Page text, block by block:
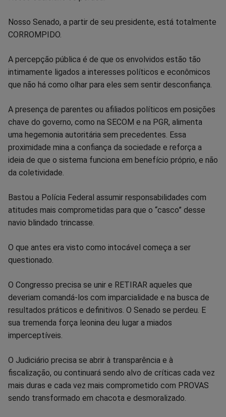
no
no
no
no
no
no
Nosso Senado, a partir de seu presidente, está totalmente
CORROMPIDO.
A percepção pública é de que os envolvidos estão tão
intimamente ligados a interesses políticos e econômicos
que não há como olhar para eles sem sentir desconfiança.
A presença de parentes ou afiliados políticos em posições
chave do governo, como na SECOM e na PGR, alimenta
uma hegemonia autoritária sem precedentes. Essa
proximidade mina a confiança da sociedade e reforça a
ideia de que o sistema funciona em benefício próprio, e não
da coletividade.
Bastou a Polícia Federal assumir responsabilidades com
atitudes mais comprometidas para que o “casco” desse
navio blindado trincasse.
O que antes era visto como intocável começa a ser
questionado.
O Congresso precisa se unir e RETIRAR aqueles que
deveriam comandá-los com imparcialidade e na busca de
resultados práticos e definitivos. O Senado se perdeu. E
sua tremenda força leonina deu lugar a miados
imperceptíveis.
O Judiciário precisa se abrir à transparência e à
fiscalização, ou continuará sendo alvo de críticas cada vez
mais duras e cada vez mais comprometido com PROVAS
sendo transformado em chacota e desmoralizado.